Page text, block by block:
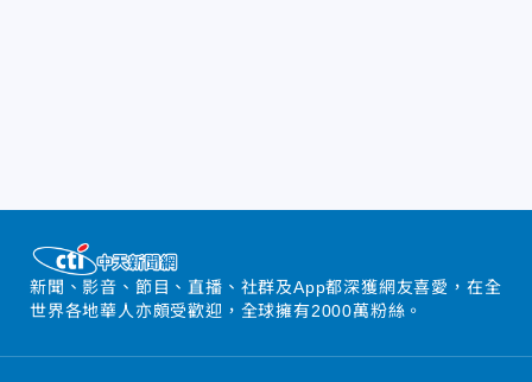
新聞、影音、節目、直播、社群及App都深獲網友喜愛，在全
世界各地華人亦頗受歡迎，全球擁有2000萬粉絲。